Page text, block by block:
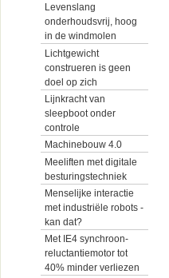
Levenslang
onderhoudsvrij, hoog
in de windmolen
Lichtgewicht
construeren is geen
doel op zich
Lijnkracht van
sleepboot onder
controle
Machinebouw 4.0
Meeliften met digitale
besturingstechniek
Menselijke interactie
met industriële robots -
kan dat?
Met IE4 synchroon-
reluctantiemotor tot
40% minder verliezen